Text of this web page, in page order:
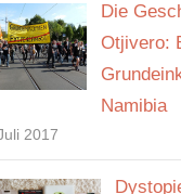
Die
Otjivero:
Namibia
2017